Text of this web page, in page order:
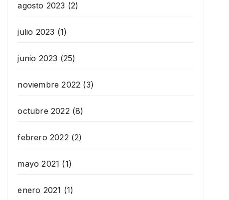
agosto 2023 (2)
julio 2023 (1)
junio 2023 (25)
noviembre 2022 (3)
octubre 2022(8)
febrero 2022(2)
mayo 2021 (1)
enero 2021 (1)